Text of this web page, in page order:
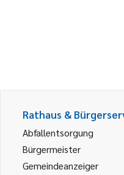
Rathaus &
Abfallentsorgung
Bürgermeister
Gemeindeanzeiger